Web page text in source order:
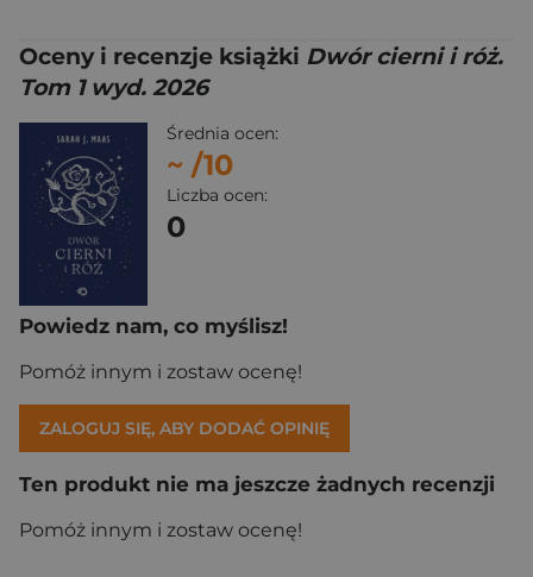
Oceny i recenzje książki Dwór cierni i róż.
Tom 1 wyd. 2026
Średnia ocen:
~ /10
Liczba ocen:
0
Powiedz nam, co myślisz!
Pomóż innym i zostaw ocenę!
ZALOGUJ SIĘ, ABY DODAĆ OPINIĘ
Ten produkt nie ma jeszcze żadnych recenzji
Pomóż innym i zostaw ocenę!